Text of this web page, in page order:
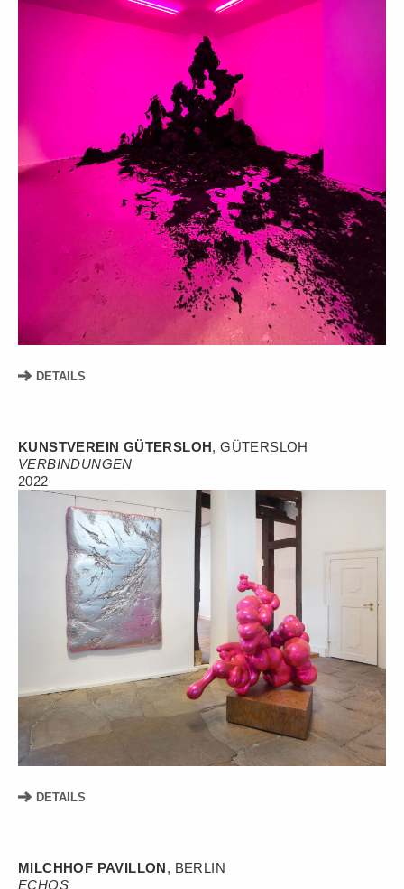
DETAILS
KUNSTVEREIN GÜTERSLOH, GÜTERSLOH
VERBINDUNGEN
2022
DETAILS
MILCHHOF PAVILLON, BERLIN
ECHOS